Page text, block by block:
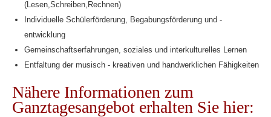
(Lesen,Schreiben,Rechnen)
Individuelle Schülerförderung, Begabungsförderung und -
entwicklung
Gemeinschaftserfahrungen, soziales und interkulturelles Lernen
Entfaltung der musisch - kreativen und handwerklichen Fähigkeiten
Nähere Informationen zum
Ganztagesangebot erhalten Sie hier: